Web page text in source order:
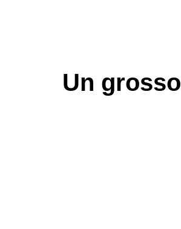
Un grosso